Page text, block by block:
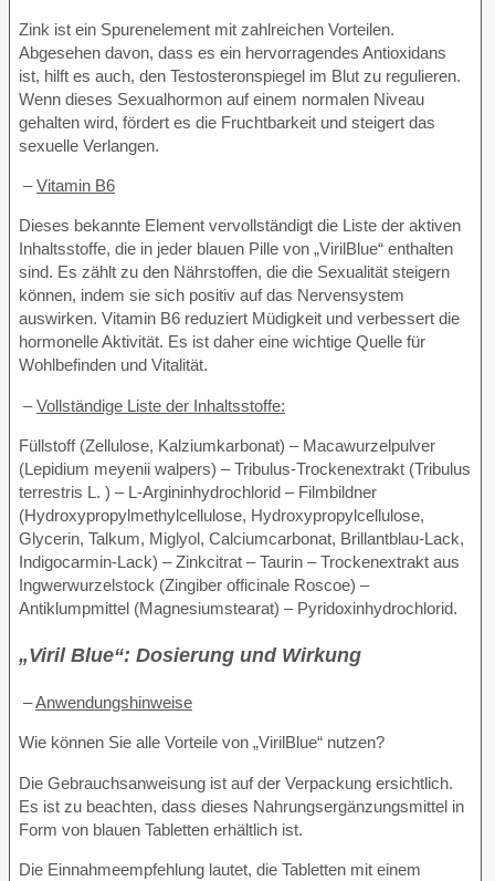
Zink ist ein Spurenelement mit zahlreichen Vorteilen.
Abgesehen davon, dass es ein hervorragendes Antioxidans
ist, hilft es auch, den Testosteronspiegel im Blut zu regulieren.
Wenn dieses Sexualhormon auf einem normalen Niveau
gehalten wird, fördert es die Fruchtbarkeit und steigert das
sexuelle Verlangen.
–Vitamin B6
Dieses bekannte Element vervollständigt die Liste der aktiven
Inhaltsstoffe, die in jeder blauen Pille von „VirilBlue“ enthalten
sind. Es zählt zu den Nährstoffen, die die Sexualität steigern
können, indem sie sich positiv auf das Nervensystem
auswirken. Vitamin B6 reduziert Müdigkeit und verbessert die
hormonelle Aktivität. Es ist daher eine wichtige Quelle für
Wohlbefinden und Vitalität.
–Vollständige Liste der Inhaltsstoffe:
Füllstoff (Zellulose, Kalziumkarbonat) – Macawurzelpulver
(Lepidium meyenii walpers) – Tribulus-Trockenextrakt (Tribulus
terrestris L. ) – L-Argininhydrochlorid – Filmbildner
(Hydroxypropylmethylcellulose, Hydroxypropylcellulose,
Glycerin, Talkum, Miglyol, Calciumcarbonat, Brillantblau-Lack,
Indigocarmin-Lack) – Zinkcitrat – Taurin – Trockenextrakt aus
Ingwerwurzelstock (Zingiber officinale Roscoe) –
Antiklumpmittel (Magnesiumstearat) – Pyridoxinhydrochlorid.
„Viril Blue“: Dosierung und Wirkung
–Anwendungshinweise
Wie können Sie alle Vorteile von „VirilBlue“ nutzen?
Die Gebrauchsanweisung ist auf der Verpackung ersichtlich.
Es ist zu beachten, dass dieses Nahrungsergänzungsmittel in
Form von blauen Tabletten erhältlich ist.
Die Einnahmeempfehlung lautet, die Tabletten mit einem